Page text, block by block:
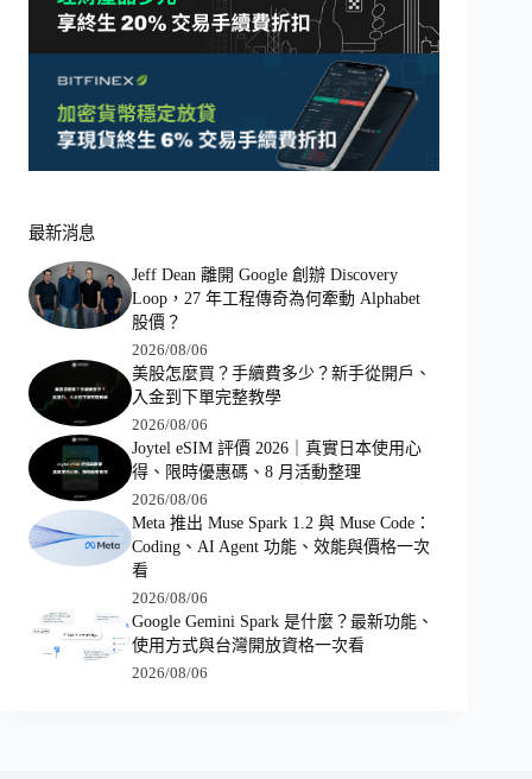
最新消息
Jeff Dean 離開 Google 創辦 Discovery
Loop，27 年工程傳奇為何牽動 Alphabet
股價？
2026/08/06
美股怎麼買？手續費多少？新手從開戶、
入金到下單完整教學
2026/08/06
Joytel eSIM 評價 2026｜真實日本使用心
得、限時優惠碼、8 月活動整理
2026/08/06
Meta 推出 Muse Spark 1.2 與 Muse Code：
Coding、AI Agent 功能、效能與價格一次
看
2026/08/06
Google Gemini Spark 是什麼？最新功能、
使用方式與台灣開放資格一次看
2026/08/06